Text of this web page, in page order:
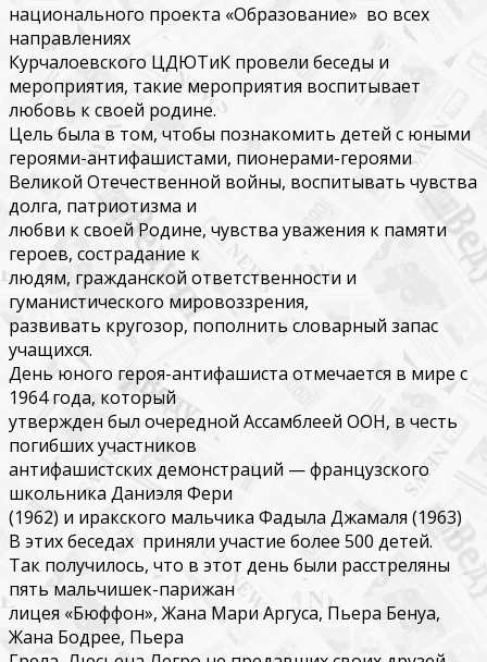
национального проекта «Образование» во всех
направлениях
Курчалоевского ЦДЮТиК провели беседы и
мероприятия, такие мероприятия воспитывает
любовь к своей родине.
Цель была в том, чтобы познакомить детей с юными
героями-антифашистами, пионерами-героями
Великой Отечественной войны, воспитывать чувства
долга, патриотизма и
любви к своей Родине, чувства уважения к памяти
героев, сострадание к
людям, гражданской ответственности и
гуманистического мировоззрения,
развивать кругозор, пополнить словарный запас
учащихся.
День юного героя-антифашиста отмечается в мире с
1964 года, который
утвержден был очередной Ассамблеей ООН, в честь
погибших участников
антифашистских демонстраций — французского
школьника Даниэля Фери
(1962) и иракского мальчика Фадыла Джамаля (1963)
В этих беседах приняли участие более 500 детей.
Так получилось, что в этот день были расстреляны
пять мальчишек-парижан
лицея «Бюффон», Жана Мари Аргуса, Пьера Бенуа,
Жана Бодрее, Пьера